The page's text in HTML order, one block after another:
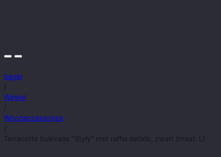
begin
/
Winkel
/
Woonaccessoires
/
Terracotta buikvaas "Styly" met raffia details, zwart (maat: L)